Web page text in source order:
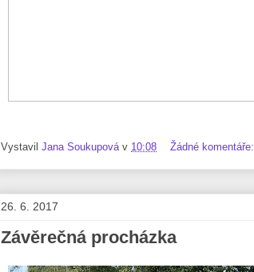
Vystavil Jana Soukupová v 10:08 Žádné komentáře:
26. 6. 2017
Závěrečná procházka